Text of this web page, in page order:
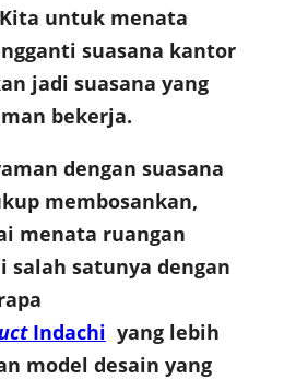
untuk menata
suasana kantor
jadi suasana yang
bekerja.
dengan suasana
membosankan,
menata ruangan
salah satunya dengan
Indachi yang lebih
model desain yang